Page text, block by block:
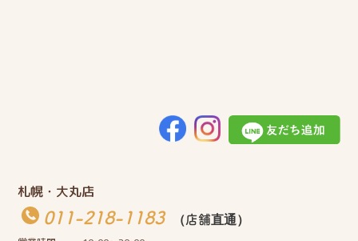
札幌・大丸店
011-218-1183
（店舗直通）